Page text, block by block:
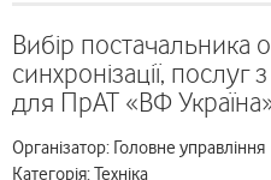
Вибір постачальника
синхронізації, послуг
для ПрАТ «ВФ
Організатор: Головне управління
Категорія: Техніка